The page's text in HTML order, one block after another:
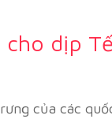
cho dịp
của các